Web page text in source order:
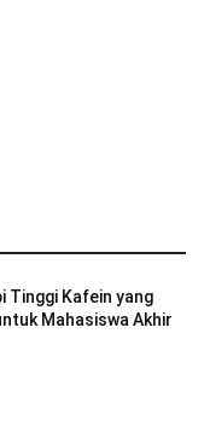
Tinggi Kafein yang
Mahasiswa Akhir